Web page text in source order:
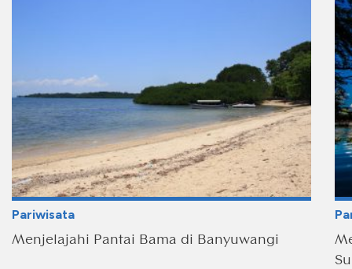
Pariwisata
Menjelajahi Pantai Bama di Banyuwangi